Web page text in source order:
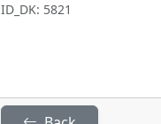
ID_DK: 5821